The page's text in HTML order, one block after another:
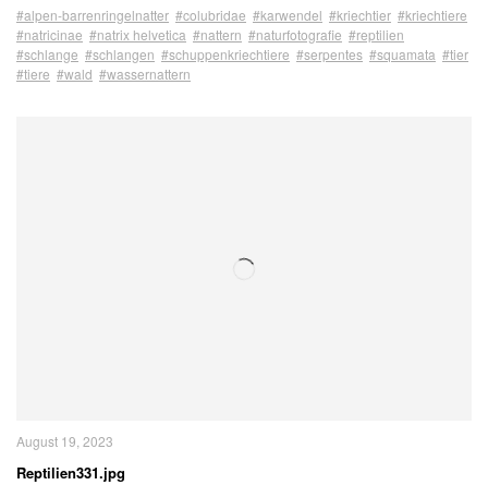
#alpen-barrenringelnatter #colubridae #karwendel #kriechtier #kriechtiere
#natricinae #natrix helvetica #nattern #naturfotografie #reptilien
#schlange #schlangen #schuppenkriechtiere #serpentes #squamata #tier
#tiere #wald #wassernattern
August 19, 2023
Reptilien331.jpg